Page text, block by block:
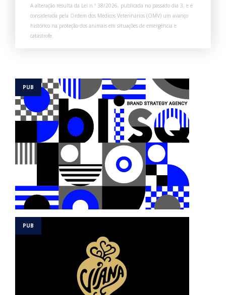
A alteração resulta da Lei n.º 38/2026, publicada no passado dia 3, e é
considerada pela Ordem dos Médicos Veterinários (OMV) um avanço
histórico na proteção dos animais em situações de emergência e
catástrofe.